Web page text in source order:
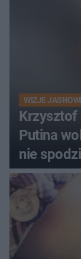
WIZJE
Putina
nie